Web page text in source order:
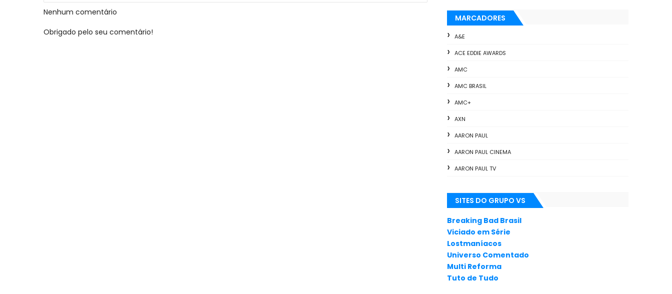
Nenhum comentário
Obrigado pelo seu comentário!
MARCADORES
A&E
ACE EDDIE AWARDS
AMC
AMC BRASIL
AMC+
AXN
AARON PAUL
AARON PAUL CINEMA
AARON PAUL TV
ANIMAÇÃO
ANNA GUNN
APLICATIVOS
ARTES
AUDIÊNCIA
SITES DO GRUPO VS
Breaking Bad Brasil
Viciado em Série
Lostmaníacos
Universo Comentado
Multi Reforma
Tuto de Tudo